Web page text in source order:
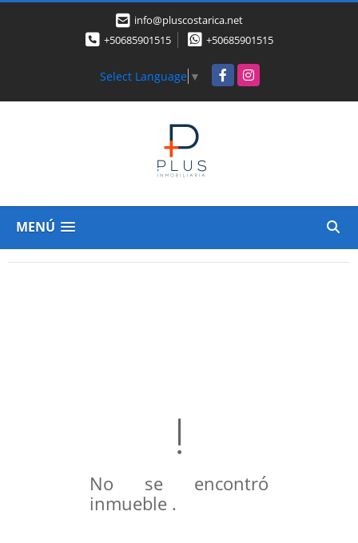
info@pluscostarica.net
+50685901515
+50685901515
Select Language ▼ FacebookInstagram
MENÚ
No se encontró
inmueble .